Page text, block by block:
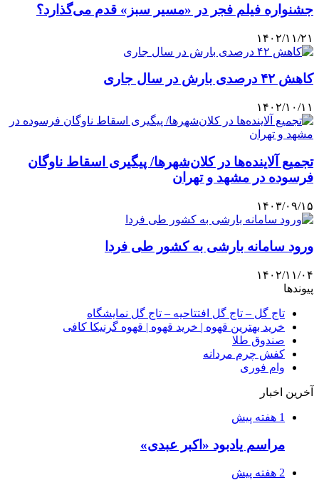
جشنواره فیلم فجر در «مسیر سبز» قدم می‌گذارد؟
۱۴۰۲/۱۱/۲۱
کاهش ۴۲ درصدی بارش در سال جاری
۱۴۰۲/۱۰/۱۱
تجمیع آلاینده‌ها در کلان‌شهرها/ پیگیری اسقاط ناوگان
فرسوده در مشهد و تهران
۱۴۰۳/۰۹/۱۵
ورود سامانه بارشی به کشور طی فردا
۱۴۰۲/۱۱/۰۴
پیوندها
تاج گل – تاج گل افتتاحیه – تاج گل نمایشگاه
خرید بهترین قهوه | خرید قهوه | قهوه گرنیکا کافی
صندوق طلا
کفش چرم مردانه
وام فوری
آخرین اخبار
1 هفته پیش
مراسم یادبود «اکبر عبدی»
2 هفته پیش